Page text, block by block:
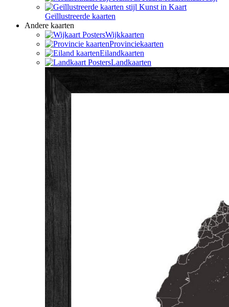
Geïllustreerde kaarten
Andere kaarten
Wijkkaarten
Provinciekaarten
Eilandkaarten
Landkaarten